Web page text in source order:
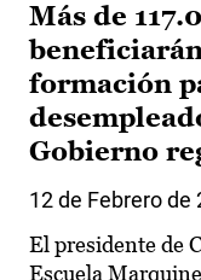
Más de
formación
Gobierno
12 de Febrero de
El presidente de
Escuela